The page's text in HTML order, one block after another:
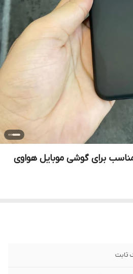
برای گوشی موبایل هواوی
ثابت